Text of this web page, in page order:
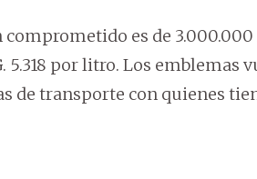
comprometido es de
por litro. Los emblemas
de transporte con quienes